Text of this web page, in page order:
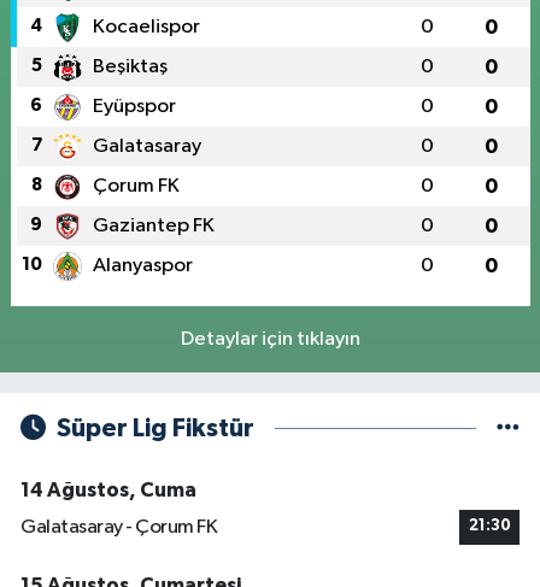
4 Kocaelispor 0 0
5 Beşiktaş 0 0
6 Eyüpspor 0 0
7 Galatasaray 0 0
8 Çorum FK 0 0
9 Gaziantep FK 0 0
10 Alanyaspor 0 0
Detaylar için tıklayın
Süper Lig Fikstür
14 Ağustos, Cuma
Galatasaray - Çorum FK
21:30